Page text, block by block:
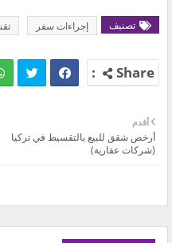
تصنيف إجراءات سفر
أقدم
أرخص شقق للبيع بالتقسيط في تركيا
(شركات عقارية)